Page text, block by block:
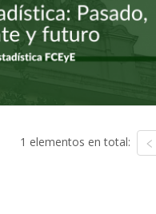
1 elementos en total: